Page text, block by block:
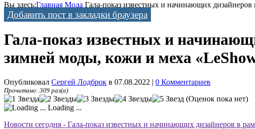
Вы здесь:Главная Мода Гала-показ известных и начинающих
Добавить пост в закладки браузера
Гала-показ известных и
зимней моды, кожи и меха
Опубликовал Сергей Лодброк в 07.08.2022 | 0 Комментариев
Прочитано: 309 раз(а)
(Оценок пока нет)
Loading ...
Новости сегодня - Гала-показ известных и начинающих дизайнеров в